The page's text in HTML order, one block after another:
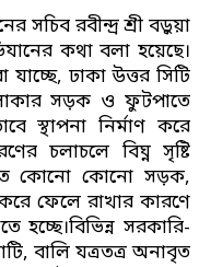
সচিব রবীন্দ্র শ্রী বড়ুয়া
কথা বলা হয়েছে।
ঢাকা উত্তর সিটি
সড়ক ও ফুটপাতে
স্থাপনা নির্মাণ করে
চলাচলে বিঘ্ন সৃষ্টি
কোনো কোনো সড়ক,
ফেলে রাখার কারণে
হচ্ছে।বিভিন্ন সরকারি-
বালি যত্রতত্র অনাবৃত